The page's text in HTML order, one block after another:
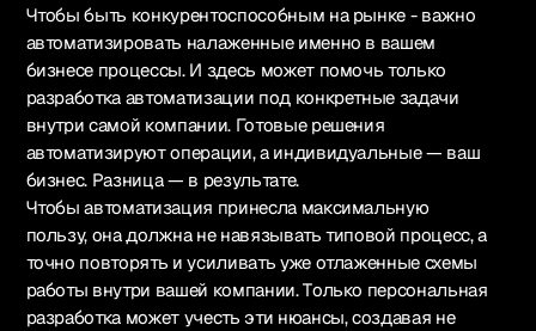
Чтобы быть конкурентоспособным на рынке - важно
автоматизировать налаженные именно в вашем
бизнесе процессы. И здесь может помочь только
разработка автоматизации под конкретные задачи
внутри самой компании. Готовые решения
автоматизируют операции, а индивидуальные — ваш
бизнес. Разница — в результате.
Чтобы автоматизация принесла максимальную
пользу, она должна не навязывать типовой процесс, а
точно повторять и усиливать уже отлаженные схемы
работы внутри вашей компании. Только персональная
разработка может учесть эти нюансы, создавая не